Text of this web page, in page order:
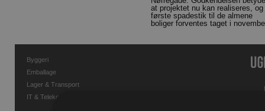
at projektet nu kan realiseres, og
første spadestik til de almene
boliger forventes taget i
Byggeri
Emballage
Lager & Transport
IT & Telekommunikation